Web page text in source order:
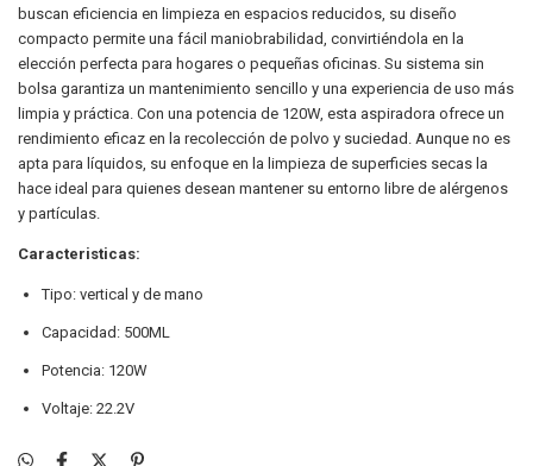
buscan eficiencia en limpieza en espacios reducidos, su diseño
compacto permite una fácil maniobrabilidad, convirtiéndola en la
elección perfecta para hogares o pequeñas oficinas. Su sistema sin
bolsa garantiza un mantenimiento sencillo y una experiencia de uso más
limpia y práctica. Con una potencia de 120W, esta aspiradora ofrece un
rendimiento eficaz en la recolección de polvo y suciedad. Aunque no es
apta para líquidos, su enfoque en la limpieza de superficies secas la
hace ideal para quienes desean mantener su entorno libre de alérgenos
y partículas.
Caracteristicas:
Tipo: vertical y de mano
Capacidad: 500ML
Potencia: 120W
Voltaje: 22.2V